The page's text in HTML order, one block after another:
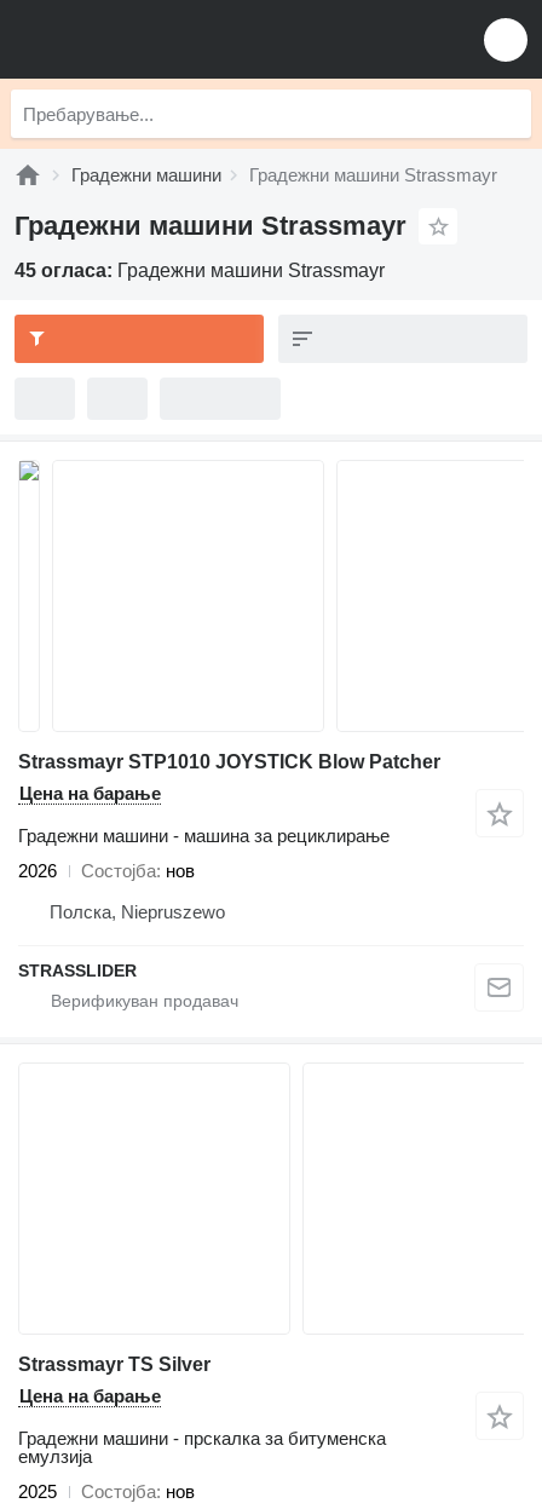
Градежни машини Градежни машини Strassmayr
Градежни машини Strassmayr
45 огласа: Градежни машини Strassmayr
Strassmayr STP1010 JOYSTICK Blow Patcher
Цена на барање
Градежни машини - машина за рециклирање
2026
Состојба нов
Полска, Niepruszewo
STRASSLIDER
Strassmayr TS Silver
Цена на барање
Градежни машини - прскалка за битуменска
емулзија
2025
Состојба нов